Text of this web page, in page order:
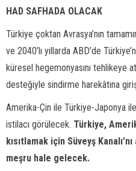
HAD SAFHADA OLACAK
Türkiye çoktan Avrasya’nın
ve 2040’lı yıllarda ABD’de
küresel hegemonyasını tehlikeye
desteğiyle sindirme harekâtına
Amerika-Çin ile Türkiye-Japonya
istilacı görülecek. Türkiye,
kısıtlamak için Süveyş
meşru hale gelecek.